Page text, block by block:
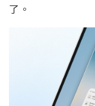
了。